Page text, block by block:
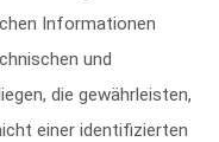
Informationen
und
die gewährleisten,
einer identifizierten